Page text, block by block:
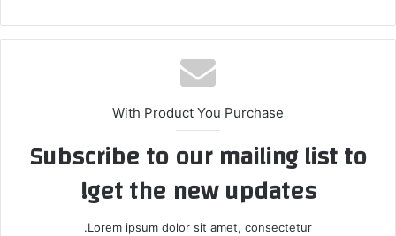
With Product You Purchase
Subscribe to our mailing list to
get the new updates!
Lorem ipsum dolor sit amet, consectetur.